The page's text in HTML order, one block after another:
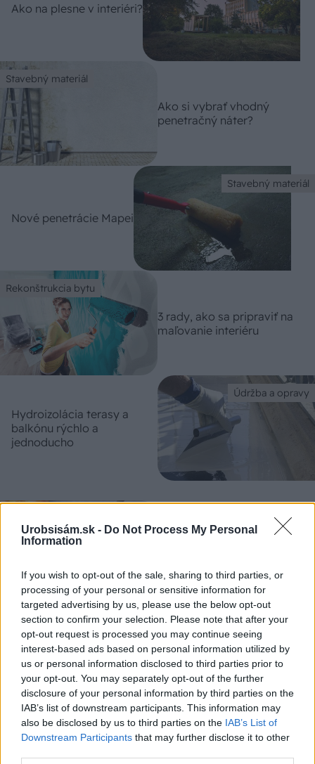
Urobsisám.sk - Do Not Process My Personal
Information
If you wish to opt-out of the sale, sharing to third parties, or
processing of your personal or sensitive information for
targeted advertising by us, please use the below opt-out
section to confirm your selection. Please note that after your
opt-out request is processed you may continue seeing
interest-based ads based on personal information utilized by
us or personal information disclosed to third parties prior to
your opt-out. You may separately opt-out of the further
disclosure of your personal information by third parties on the
IAB’s list of downstream participants. This information may
also be disclosed by us to third parties on the IAB’s List of
Downstream Participants that may further disclose it to other
Ako na plesne v interiéri?
Stavebný materiál
Ako si vybrať vhodný
penetračný náter?
Stavebný materiál
Nové penetrácie Mapei
Rekonštrukcia bytu
3 rady, ako sa pripraviť na
maľovanie interiéru
Údržba a opravy
Hydroizolácia terasy a
balkónu rýchlo a
jednoducho
Tekvicový džem, ktorý si
Dom z tehly
Útulný dom, ktorý využíva
osvedčené stavebné
materiály
ASB.sk
Ikonický pražský hotel